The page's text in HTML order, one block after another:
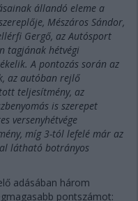
állandó eleme a
Mészáros Sándor,
Gergő, az Autósport
tagjának hétvégi
A pontozás során az
az autóban rejlő
teljesítmény, az
is szerepet
versenyhétvége
míg 3-tól lefelé már az
látható botrányos
adásában három
pontszámot: